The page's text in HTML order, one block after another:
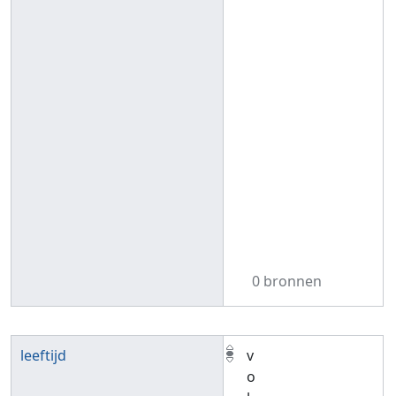
0 bronnen
leeftijd
v
o